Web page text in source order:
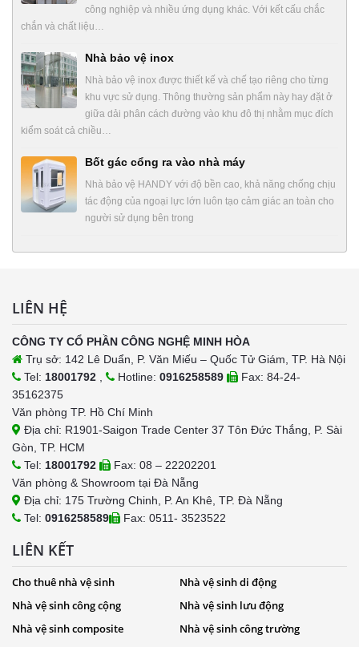
công nghiệp và nhiều ứng dụng khác. Với kết cấu chắc
chắn và chất liệu…
Nhà bảo vệ inox
Nhà bảo vệ inox được thiết kế và chế tạo riêng cho từng
khu vực sử dụng. Thông thường sản phẩm này hay đặt ở
giữa dải phân cách đường vào khu đô thị nhằm mục đích
kiểm soát cả chiều…
Bốt gác cổng ra vào nhà máy
Nhà bảo vệ HANDY với độ bền cao, khả năng chống chịu
tác động của ngoại lực lớn luôn tạo cảm giác an toàn cho
người sử dụng bên trong
LIÊN HỆ
CÔNG TY CỔ PHẦN CÔNG NGHỆ MINH HÒA
Trụ sở: 142 Lê Duẩn, P. Văn Miếu – Quốc Tử Giám, TP. Hà Nội
Tel: 18001792 Hotline: 0916258589
Fax: 84-24-
35162375
Văn phòng TP. Hồ Chí Minh
Địa chỉ: R1901-Saigon Trade Center 37 Tôn Đức Thắng, P. Sài
Gòn, TP. HCM
Tel: 18001792
Fax: 08 – 22202201
Văn phòng & Showroom tại Đà Nẵng
Địa chỉ: 175 Trường Chinh, P. An Khê, TP. Đà Nẵng
Tel: 0916258589 Fax: 0511- 3523522
LIÊN KẾT
Cho thuê nhà vệ sinh
Nhà vệ sinh di động
Nhà vệ sinh công cộng
Nhà vệ sinh lưu động
Nhà vệ sinh composite
Nhà vệ sinh công trường